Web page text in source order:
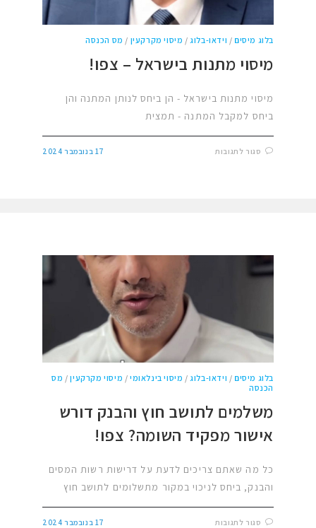
בלוג מיסים / וידאו-בלוג/ מיסוי מקרקעין / מס הכנסה
מיסוי מתנות בישראל – צפו!
מיסוי מתנות בישראל - הן ביחס לנותן המתנה והן
ביחס למקבל המתנה - תמצית
סגור לתגובות 17 בנובמבר 2024
בלוג מיסים / וידאו-בלוג / מיסוי בינלאומי / מיסוי מקרקעין/ מס
הכנסה
משלמים לתושב חוץ והבנק דורש
אישור מפקיד השומה? צפו!
כל מה שאתם צריכים לדעת על דרישות רשות המסים
והבנק, ביחס לניכוי במקור מתשלומים לתושב חוץ
סגור לתגובות 17 בנובמבר 2024